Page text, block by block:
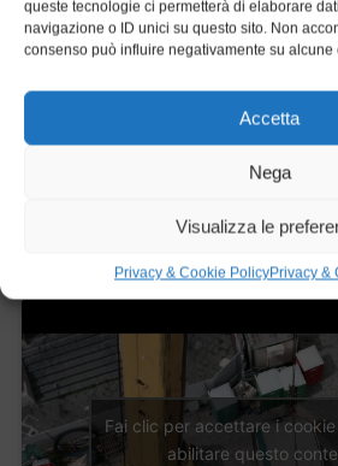
queste tecnologie ci permetterà di elaborare
navigazione o ID unici su questo sito. Non
consenso può influire negativamente su
Accetta
Nega
Visualizza le
Privacy & Cookie PolicyPrivacy &
delle strutture sovrastanti e
Dettagli
Consegna:2021
Minitunnel,
Fai clic per accettare i
abilitare questo